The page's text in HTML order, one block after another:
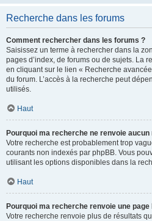
Recherche dans les forums
Comment rechercher dans les forums ?
Saisissez un terme à rechercher dans la
pages d’index, de forums ou de sujets. La
en cliquant sur le lien « Recherche
du forum. L’accès à la recherche peut
utilisés.
Haut
Pourquoi ma recherche ne renvoie
Votre recherche est probablement trop
courants non indexés par phpBB. Vous
utilisant les options disponibles dans la
Haut
Pourquoi ma recherche renvoie une page
Votre recherche renvoie plus de résultats